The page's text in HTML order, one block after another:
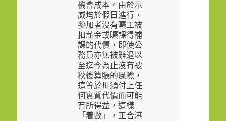
機會成本。由於示
威均於假日進行，
參加者沒有曠工被
扣薪金或曠課得補
課的代價，即使公
務員亦無被辭退以
至迄今為止沒有被
秋後算賬的風險，
這等於毌須付上任
何實質代價而可能
有所得益，這樣
「着數」，正合港